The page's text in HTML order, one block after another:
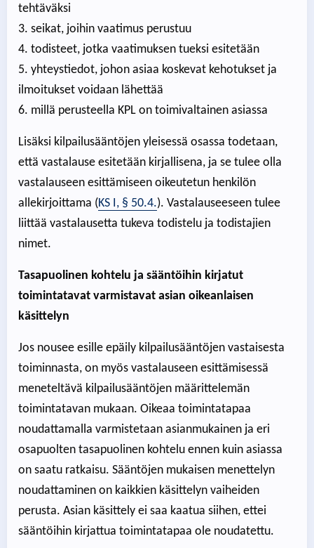
tehtäväksi
3. seikat, joihin vaatimus perustuu
4. todisteet, jotka vaatimuksen tueksi esitetään
5. yhteystiedot, johon asiaa koskevat kehotukset ja
ilmoitukset voidaan lähettää
6. millä perusteella KPL on toimivaltainen asiassa
Lisäksi kilpailusääntöjen yleisessä osassa todetaan,
että vastalause esitetään kirjallisena, ja se tulee olla
vastalauseen esittämiseen oikeutetun henkilön
allekirjoittama (KS I, § 50.4.). Vastalauseeseen tulee
liittää vastalausetta tukeva todistelu ja todistajien
nimet.
Tasapuolinen kohtelu ja sääntöihin kirjatut
toimintatavat varmistavat asian oikeanlaisen
käsittelyn
Jos nousee esille epäily kilpailusääntöjen vastaisesta
toiminnasta, on myös vastalauseen esittämisessä
meneteltävä kilpailusääntöjen määrittelemän
toimintatavan mukaan. Oikeaa toimintatapaa
noudattamalla varmistetaan asianmukainen ja eri
osapuolten tasapuolinen kohtelu ennen kuin asiassa
on saatu ratkaisu. Sääntöjen mukaisen menettelyn
noudattaminen on kaikkien käsittelyn vaiheiden
perusta. Asian käsittely ei saa kaatua siihen, ettei
sääntöihin kirjattua toimintatapaa ole noudatettu.